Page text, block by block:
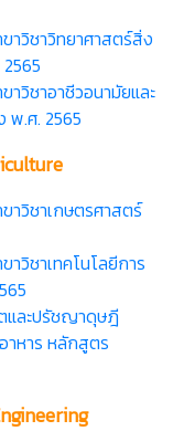
วิชาวิทยาศาสตร์สิ่ง
วิชาอาชีวอนามัยและ
พ.ศ. 2565
วิชาเกษตรศาสตร์
วิชาเทคโนโลยีการ
ละปรัชญาดุษฎี
าหาร หลักสูตร